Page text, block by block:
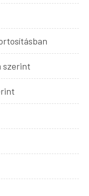
szerint